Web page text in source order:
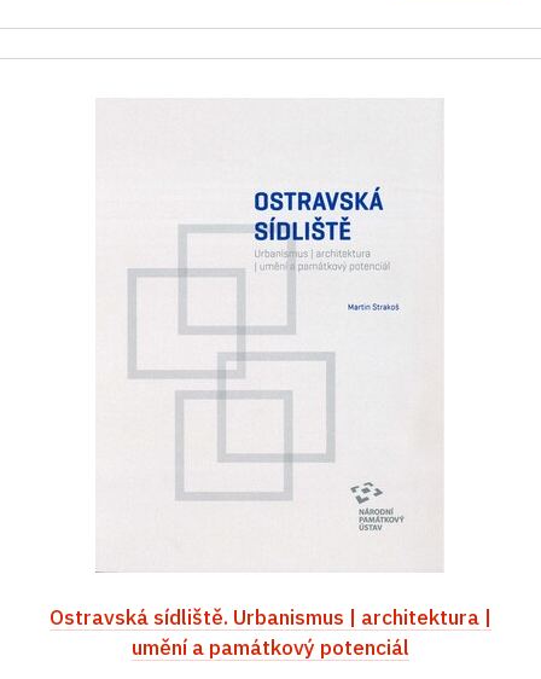
Ostravská sídliště. Urbanismus | architektura |
umění a památkový potenciál